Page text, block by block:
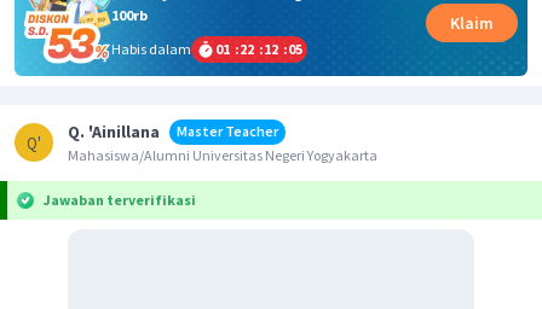
100rb
Habis dalam
01 :22 :12 :05
Klaim
Q'
Q. 'Ainillana
Master Teacher
Mahasiswa/Alumni Universitas Negeri Yogyakarta
Jawaban terverifikasi